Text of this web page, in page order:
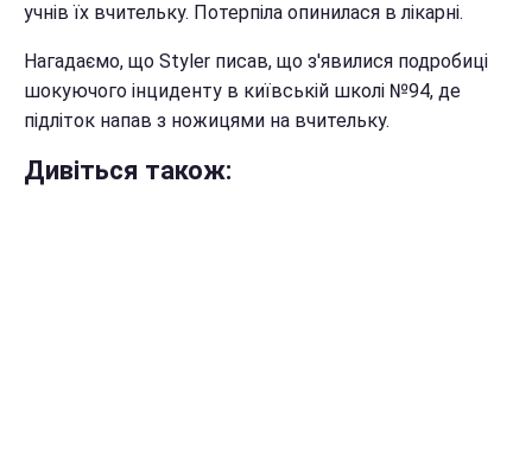
учнів їх вчительку. Потерпіла опинилася в лікарні.
Нагадаємо, що Styler писав, що з'явилися подробиці
шокуючого інциденту в київській школі №94, де
підліток напав з ножицями на вчительку.
Дивіться також: